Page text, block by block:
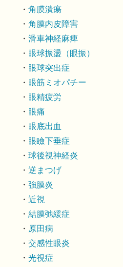
角膜潰瘍
角膜内皮障害
滑車神経麻痺
眼球振盪（眼振）
眼球突出症
眼筋ミオパチー
眼精疲労
眼痛
眼底出血
眼瞼下垂症
球後視神経炎
逆まつげ
強膜炎
近視
結膜弛緩症
原田病
交感性眼炎
光視症